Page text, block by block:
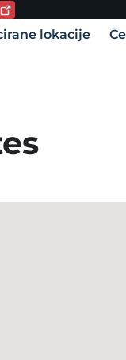
jezik:
lokacije